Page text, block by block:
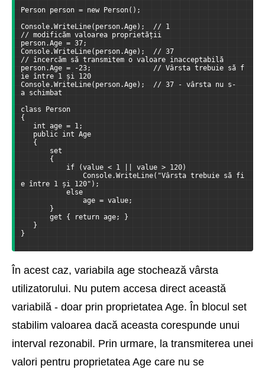
Person person = new Person();
Console.WriteLine(person.Age);  // 1
// modificăm valoarea proprietății
person.Age = 37;
Console.WriteLine(person.Age);  // 37
// încercăm să transmitem o valoare inacceptabilă
person.Age = -23;               // Vârsta trebuie să f
ie între 1 și 120
Console.WriteLine(person.Age);  // 37 - vârsta nu s-
a schimbat
class Person
{
int age = 1;
public int Age
{
set
{
if (value < 1 || value > 120)
Console.WriteLine("Vârsta trebuie să fi
e între 1 și 120");
else
age = value;
}
get { return age; }
}
}
În acest caz, variabila age stochează vârsta
utilizatorului. Nu putem accesa direct această
variabilă - doar prin proprietatea Age. În blocul set
stabilim valoarea dacă aceasta corespunde unui
interval rezonabil. Prin urmare, la transmiterea unei
valori pentru proprietatea Age care nu se